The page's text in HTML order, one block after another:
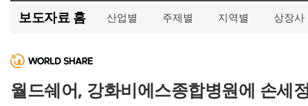
보도자료 홈 산업별 주제별 지역별 상장사
월드쉐어, 강화비에스종합병원에 손세